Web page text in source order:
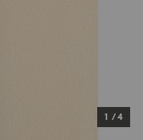
1 /4